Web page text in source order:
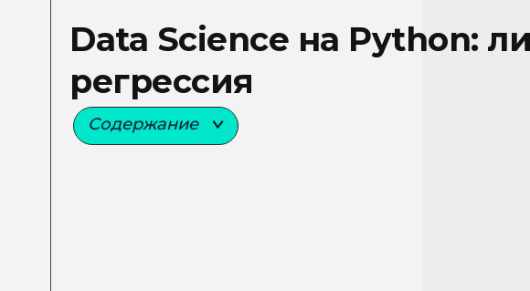
Data Science на Python:
регрессия
Содержание